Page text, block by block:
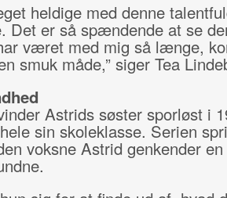
heldige med denne
Det er så spændende at se
været med mig så længe,
smuk måde,” siger Tea
Astrids søster sporløst i
sin skoleklasse. Serien
voksne Astrid genkender